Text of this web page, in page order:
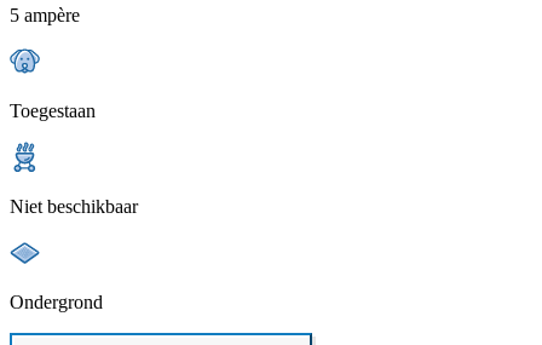
5 ampère
Toegestaan
Niet beschikbaar
Ondergrond